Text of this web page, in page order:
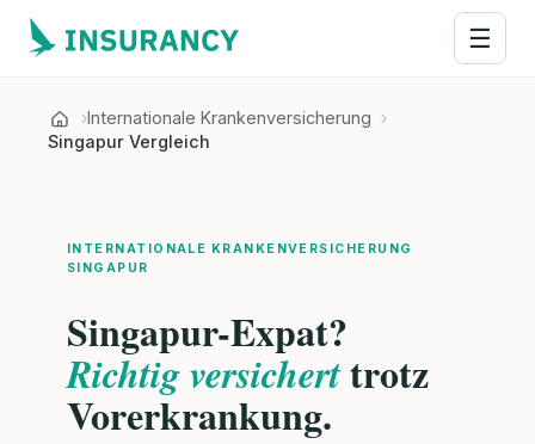
☰
Internationale Krankenversicherung
Singapur Vergleich
INTERNATIONALE KRANKENVERSICHERUNG
SINGAPUR
Singapur-Expat?
Richtig versicherttrotz
Vorerkrankung.